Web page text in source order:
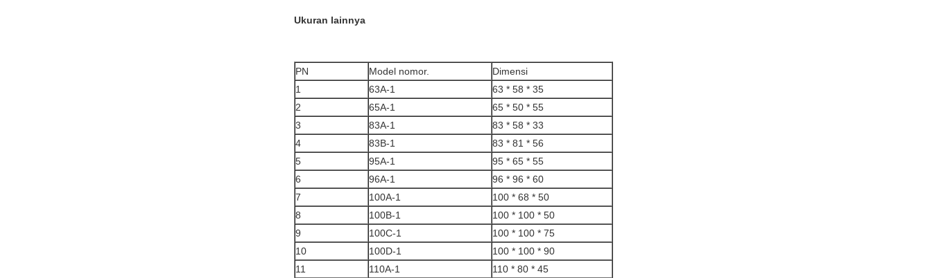
Ukuran lainnya
PN Model nomor.
Dimensi
1
63A-1
63 * 58 * 35
2
65A-1
65 * 50 * 55
3
83A-1
83 * 58 * 33
4
83B-1
83 * 81 * 56
5
95A-1
95 * 65 * 55
6
96A-1
96 * 96 * 60
7
100A-1
100 * 68 * 50
8
100B-1
100 * 100 * 50
9
100C-1
100 * 100 * 75
10
100D-1
100 * 100 * 90
11
110A-1
110 * 80 * 45